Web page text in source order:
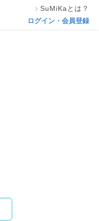
SuMiKaとは？
ログイン・会員登録